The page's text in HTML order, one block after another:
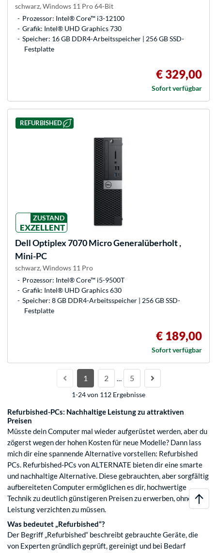
schwarz, Windows 11 Pro 64-Bit
Prozessor: Intel® Core™ i3-12100
Grafik: Intel® UHD Graphics 730
Speicher: 16 GB DDR4-Arbeitsspeicher | 256 GB SSD-
Festplatte
€ 329,00
Sofort verfügbar
REFURBISHED
ZUSTAND
EXZELLENT
DellOptiplex 7070 Micro Generalüberholt ,
Mini-PC
schwarz, Windows 11 Pro
Prozessor: Intel® Core™ i5-9500T
Grafik: Intel® UHD Graphics 630
Speicher: 8 GB DDR4-Arbeitsspeicher | 256 GB SSD-
Festplatte
€ 189,00
Sofort verfügbar
1 2 … 5
1-24 von 112 Ergebnisse
Refurbished-PCs: Nachhaltige Leistung zu attraktiven
Preisen
Müsste dein Computer mal wieder aufgerüstet werden, aber du
zögerst wegen der hohen Kosten für neue Modelle? Dann lass
mich dir eine spannende Alternative vorstellen: Refurbished
PCs. Refurbished-PCs von ALTERNATE bieten dir eine smarte
und nachhaltige Alternative. Diese gebrauchten, aber sorgfältig
aufbereiteten Computer ermöglichen es dir, hochwertige
Technik zu deutlich günstigeren Preisen zu erwerben, ohne auf
Leistung verzichten zu müssen.
Was bedeutet „Refurbished“?
Der Begriff „Refurbished“ beschreibt gebrauchte Geräte, die
von Experten gründlich geprüft, gereinigt und bei Bedarf